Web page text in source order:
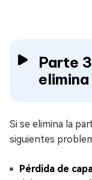
Parte
Si se elimina la
siguientes
Pérdida de